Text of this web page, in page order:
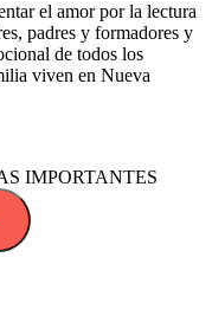
el amor por la lectura
padres y formadores y
de todos los
viven en Nueva